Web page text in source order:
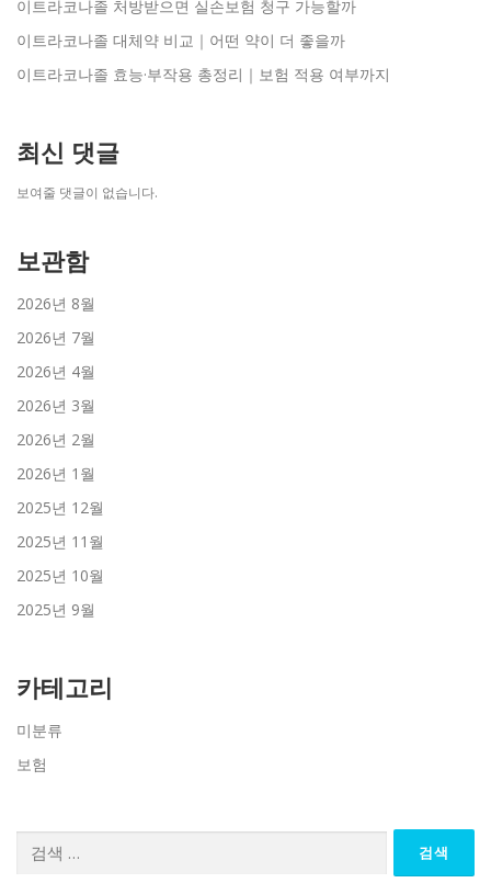
이트라코나졸 처방받으면 실손보험 청구 가능할까
이트라코나졸 대체약 비교｜어떤 약이 더 좋을까
이트라코나졸 효능·부작용 총정리｜보험 적용 여부까지
최신 댓글
보여줄 댓글이 없습니다.
보관함
2026년 8월
2026년 7월
2026년 4월
2026년 3월
2026년 2월
2026년 1월
2025년 12월
2025년 11월
2025년 10월
2025년 9월
카테고리
미분류
보험